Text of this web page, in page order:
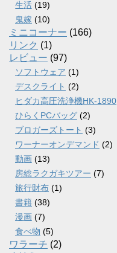
生活 (19)
鬼嫁 (10)
ミニコーナー (166)
リンク (1)
レビュー (97)
ソフトウェア (1)
デスクライト (2)
ヒダカ高圧洗浄機HK-1890
ひらくPCバッグ (2)
ブロガーズトート (3)
ワーナーオンデマンド (2)
動画 (13)
房総ラクガキツアー (7)
旅行財布 (1)
書籍 (38)
漫画 (7)
食べ物 (5)
ワラーチ (2)